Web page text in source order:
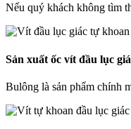
Nếu quý khách không tìm
Sản xuất ốc vít đầu lục
Bulông là sản phẩm chính